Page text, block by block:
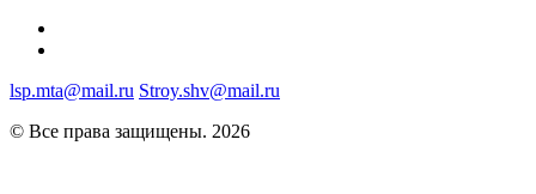
lsp.mta@mail.ru Stroy.shv@mail.ru
© Все права защищены. 2026